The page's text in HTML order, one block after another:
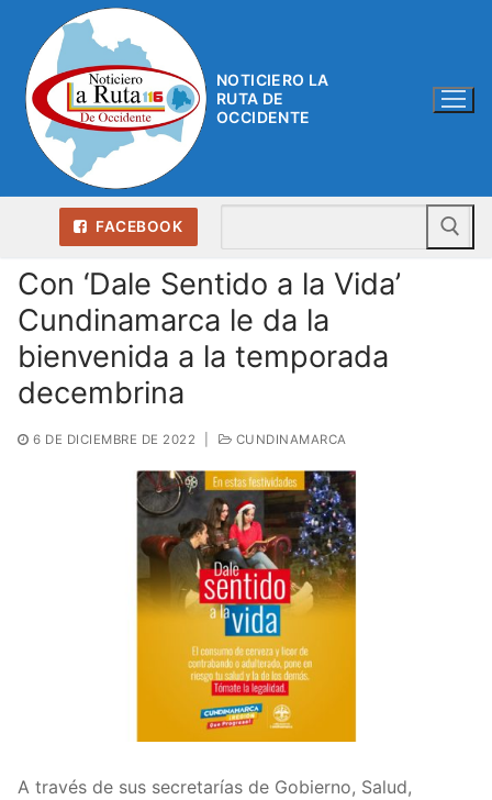
contenido
NOTICIERO LA
RUTA DE
OCCIDENTE
FACEBOOK
Con ‘Dale Sentido a la Vida’
Cundinamarca le da la
bienvenida a la temporada
decembrina
6 DE DICIEMBRE DE 2022 CUNDINAMARCA
A través de sus secretarías de Gobierno, Salud,